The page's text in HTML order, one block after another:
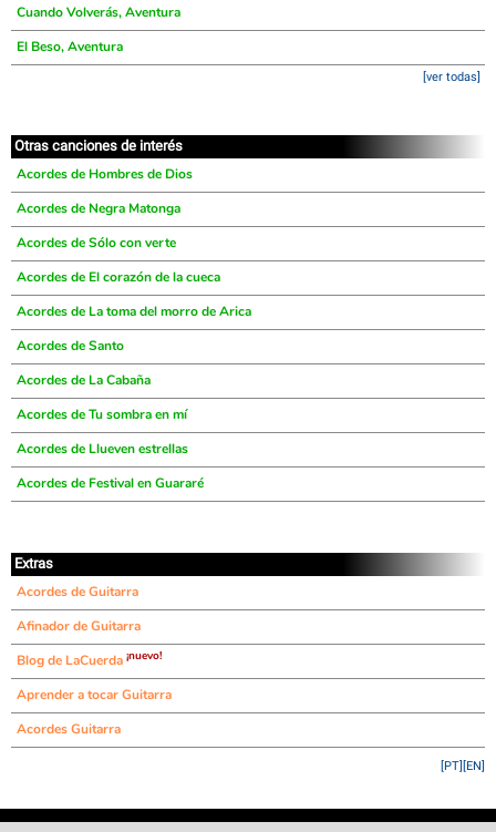
Cuando Volverás, Aventura
El Beso, Aventura
[ver todas]
Otras canciones de interés
Acordes de Hombres de Dios
Acordes de Negra Matonga
Acordes de Sólo con verte
Acordes de El corazón de la cueca
Acordes de La toma del morro de Arica
Acordes de Santo
Acordes de La Cabaña
Acordes de Tu sombra en mí
Acordes de Llueven estrellas
Acordes de Festival en Guararé
Extras
Acordes de Guitarra
Afinador de Guitarra
Blog de LaCuerda ¡nuevo!
Aprender a tocar Guitarra
Acordes Guitarra
[EN]
[PT]